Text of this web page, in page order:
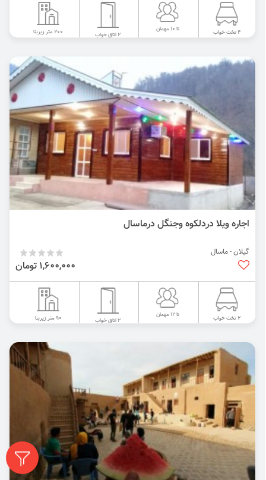
4 تخت خواب تا 10 مهمان
2 اتاق خواب 200 متر زیربنا
اجاره ویلا دردلکوه وجنگل درماسال
گیلان - ماسال
1,600,000 تومان
2 تخت خواب تا 12 مهمان
2 اتاق خواب 90 متر زیربنا